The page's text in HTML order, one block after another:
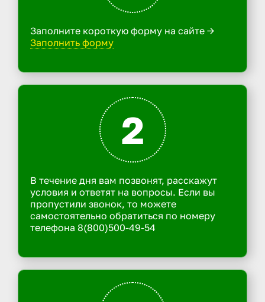
Заполните короткую форму на сайте ->
Заполнить форму
2
В течение дня вам позвонят, расскажут
условия и ответят на вопросы. Если вы
пропустили звонок, то можете
самостоятельно обратиться по номеру
телефона 8(800)500-49-54